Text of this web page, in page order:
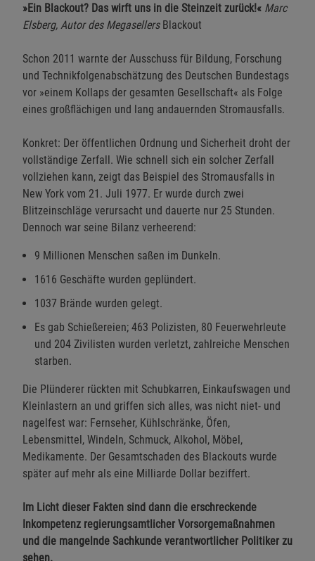
»Ein Blackout? Das wirft uns in die Steinzeit zurück!« Marc
Elsberg, Autor des Megasellers Blackout
Schon 2011 warnte der Ausschuss für Bildung, Forschung
und Technikfolgenabschätzung des Deutschen Bundestags
vor »einem Kollaps der gesamten Gesellschaft« als Folge
eines großflächigen und lang andauernden Stromausfalls.
Konkret: Der öffentlichen Ordnung und Sicherheit droht der
vollständige Zerfall. Wie schnell sich ein solcher Zerfall
vollziehen kann, zeigt das Beispiel des Stromausfalls in
New York vom 21. Juli 1977. Er wurde durch zwei
Blitzeinschläge verursacht und dauerte nur 25 Stunden.
Dennoch war seine Bilanz verheerend:
9 Millionen Menschen saßen im Dunkeln.
1616 Geschäfte wurden geplündert.
1037 Brände wurden gelegt.
Es gab Schießereien; 463 Polizisten, 80 Feuerwehrleute
und 204 Zivilisten wurden verletzt, zahlreiche Menschen
starben.
Die Plünderer rückten mit Schubkarren, Einkaufswagen und
Kleinlastern an und griffen sich alles, was nicht niet- und
nagelfest war: Fernseher, Kühlschränke, Öfen,
Lebensmittel, Windeln, Schmuck, Alkohol, Möbel,
Medikamente. Der Gesamtschaden des Blackouts wurde
später auf mehr als eine Milliarde Dollar beziffert.
Im Licht dieser Fakten sind dann die erschreckende
Inkompetenz regierungsamtlicher Vorsorgemaßnahmen
und die mangelnde Sachkunde verantwortlicher Politiker zu
sehen.